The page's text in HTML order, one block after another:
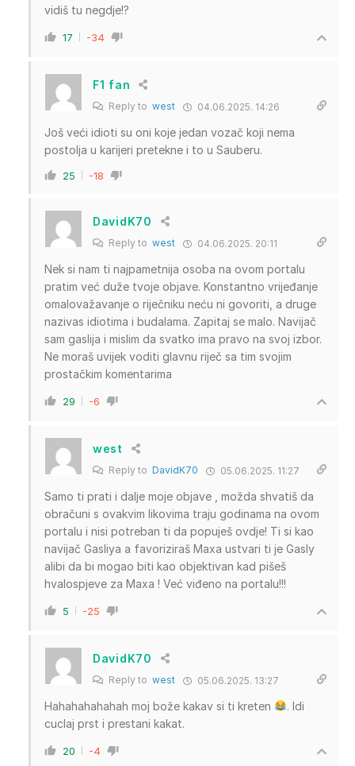
vidiš tu negdje!?
17 -34
F1 fan
Reply to west 04.06.2025. 14:26
Još veći idioti su oni koje jedan vozač koji nema
postolja u karijeri pretekne i to u Sauberu.
25 -18
DavidK70
Reply to west 04.06.2025. 20:11
Nek si nam ti najpametnija osoba na ovom portalu
pratim već duže tvoje objave. Konstantno vrijeđanje
omalovažavanje o riječniku neću ni govoriti, a druge
nazivas idiotima i budalama. Zapitaj se malo. Navijač
sam gaslija i mislim da svatko ima pravo na svoj izbor.
Ne moraš uvijek voditi glavnu riječ sa tim svojim
prostačkim komentarima
29 -6
west
Reply to DavidK70 05.06.2025. 11:27
Samo ti prati i dalje moje objave , možda shvatiš da
obračuni s ovakvim likovima traju godinama na ovom
portalu i nisi potreban ti da popuješ ovdje! Ti si kao
navijač Gasliya a favoriziraš Maxa ustvari ti je Gasly
alibi da bi mogao biti kao objektivan kad pišeš
hvalospjeve za Maxa ! Već viđeno na portalu!!!
5 -25
DavidK70
Reply to west 05.06.2025. 13:27
Hahahahahahah moj bože kakav si ti kreten
. Idi
cuclaj prst i prestani kakat.
20 -4